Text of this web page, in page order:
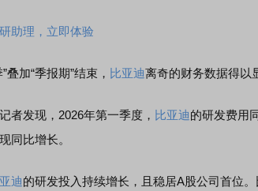
助理，立即体验
加“季报期”结束， 比亚迪离奇的财务数据得以
发现，2026年第一季度， 比亚迪的研发费用
同比增长。
迪的研发投入持续增长，且稳居A股公司首位